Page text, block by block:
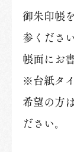
御朱印帳
参ください
帳面にお
※台紙タ
希望の方
ださい。